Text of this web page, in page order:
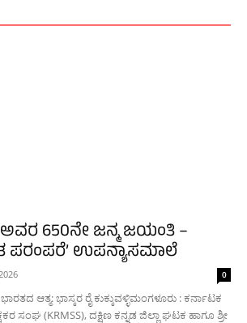
650ನೇ ಜನ್ಮ ಜಯಂತಿ –
ಪರಂಪರೆ’ ಉಪನ್ಯಾಸಮಾಲೆ
0
ಆತ್ಮ: ಭಾಸ್ಕರ ರೈ ಕುಕ್ಕುವಳ್ಳಿಮಂಗಳೂರು : ಕರ್ನಾಟಕ
ಸಂಘ (KRMSS), ದಕ್ಷಿಣ ಕನ್ನಡ ಜಿಲ್ಲಾ ಘಟಕ ಹಾಗೂ ಶ್ರೀ